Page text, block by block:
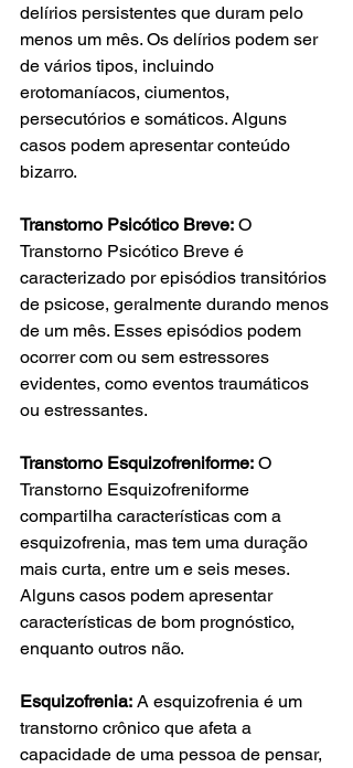
delírios persistentes que duram pelo
menos um mês. Os delírios podem ser
de vários tipos, incluindo
erotomaníacos, ciumentos,
persecutórios e somáticos. Alguns
casos podem apresentar conteúdo
bizarro.
Transtorno Psicótico Breve: O
Transtorno Psicótico Breve é
caracterizado por episódios transitórios
de psicose, geralmente durando menos
de um mês. Esses episódios podem
ocorrer com ou sem estressores
evidentes, como eventos traumáticos
ou estressantes.
Transtorno Esquizofreniforme: O
Transtorno Esquizofreniforme
compartilha características com a
esquizofrenia, mas tem uma duração
mais curta, entre um e seis meses.
Alguns casos podem apresentar
características de bom prognóstico,
enquanto outros não.
Esquizofrenia: A esquizofrenia é um
transtorno crônico que afeta a
capacidade de uma pessoa de pensar,